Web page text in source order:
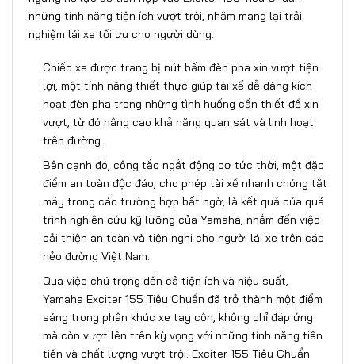
những tính năng tiện ích vượt trội, nhằm mang lại trải
nghiệm lái xe tối ưu cho người dùng.
Chiếc xe được trang bị nút bấm đèn pha xin vượt tiện
lợi, một tính năng thiết thực giúp tài xế dễ dàng kích
hoạt đèn pha trong những tình huống cần thiết để xin
vượt, từ đó nâng cao khả năng quan sát và linh hoạt
trên đường.
Bên cạnh đó, công tắc ngắt động cơ tức thời, một đặc
điểm an toàn độc đáo, cho phép tài xế nhanh chóng tắt
máy trong các trường hợp bất ngờ, là kết quả của quá
trình nghiên cứu kỹ lưỡng của Yamaha, nhắm đến việc
cải thiện an toàn và tiện nghi cho người lái xe trên các
nẻo đường Việt Nam.
Qua việc chú trọng đến cả tiện ích và hiệu suất,
Yamaha Exciter 155 Tiêu Chuẩn đã trở thành một điểm
sáng trong phân khúc xe tay côn, không chỉ đáp ứng
mà còn vượt lên trên kỳ vọng với những tính năng tiên
tiến và chất lượng vượt trội. Exciter 155 Tiêu Chuẩn